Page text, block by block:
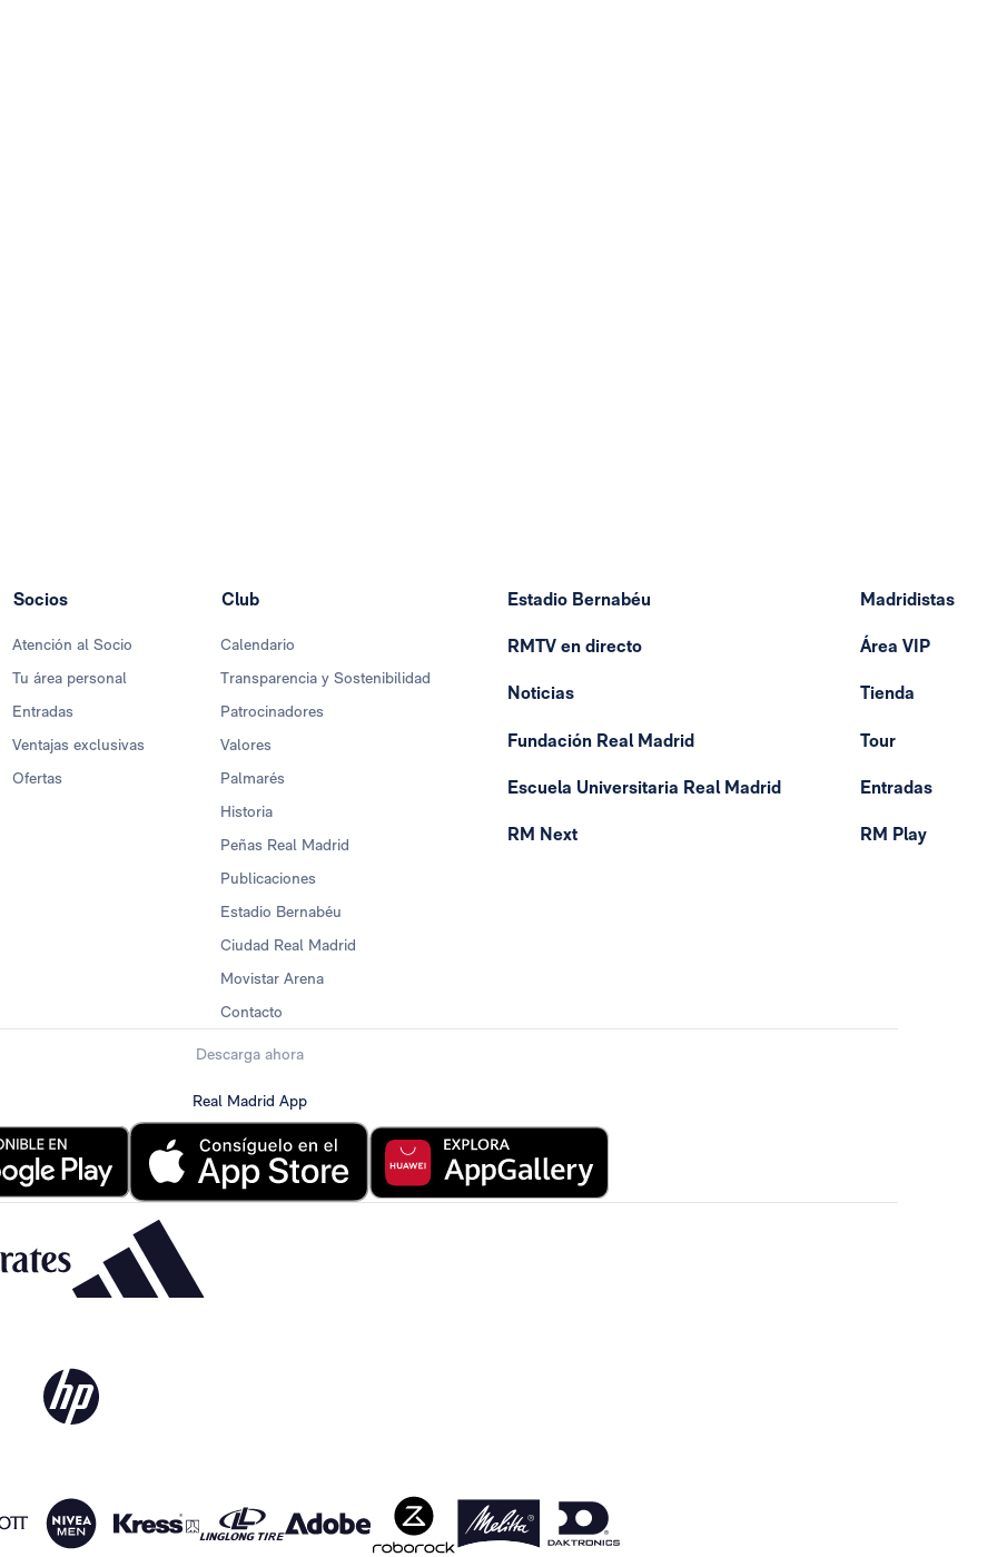
Socios
Atención al Socio
Tu área personal
Entradas
Ventajas exclusivas
Ofertas
Club
Calendario
Transparencia y Sostenibilidad
Patrocinadores
Valores
Palmarés
Historia
Peñas Real Madrid
Publicaciones
Estadio Bernabéu
Ciudad Real Madrid
Movistar Arena
Contacto
Estadio Bernabéu
RMTV en directo
Noticias
Fundación Real Madrid
Escuela Universitaria Real Madrid
RM Next
Madridistas
Área VIP
Tienda
Tour
Entradas
RM Play
Descarga ahora
Real Madrid App